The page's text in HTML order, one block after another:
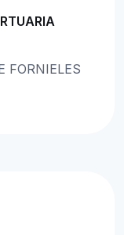
FORNIELES